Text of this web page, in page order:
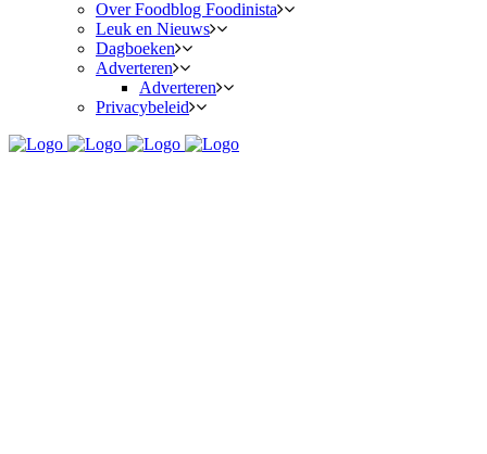
Over Foodblog Foodinista
Leuk en Nieuws
Dagboeken
Adverteren
Adverteren
Privacybeleid